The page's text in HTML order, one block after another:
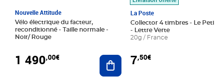
Nouvelle Attitude
Vélo électrique du facteur,
reconditionné - Taille normale -
Noir/ Rouge
1 490,00€ Ajouter au panier
La Poste
Collector 4 timbres - Le Petit
- Lettre Verte
20g / France
7,50€